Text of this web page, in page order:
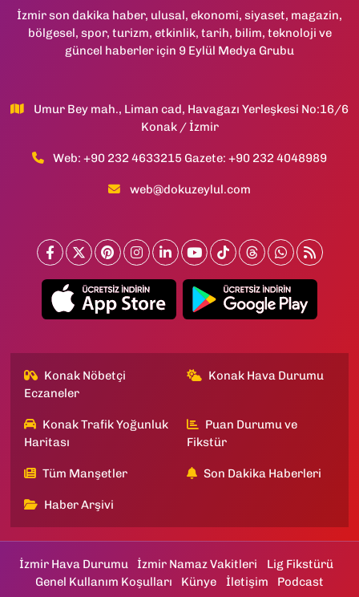
İzmir son dakika haber, ulusal, ekonomi, siyaset, magazin,
bölgesel, spor, turizm, etkinlik, tarih, bilim, teknoloji ve
güncel haberler için 9 Eylül Medya Grubu
Umur Bey mah., Liman cad, Havagazı Yerleşkesi No:16/6
Konak / İzmir
Web: +90 232 4633215 Gazete: +90 232 4048989
web@dokuzeylul.com
Konak Nöbetçi
Eczaneler
Konak Hava Durumu
Konak Trafik Yoğunluk
Haritası
Puan Durumu ve
Fikstür
Tüm Manşetler Son Dakika Haberleri
Haber Arşivi
İzmir Hava Durumu İzmir Namaz Vakitleri
Lig Fikstürü
Genel Kullanım Koşulları
Künye İletişim Podcast